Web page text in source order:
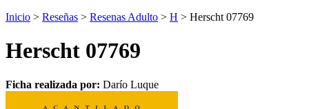
Inicio > Reseñas > Resenas Adulto > H > Herscht 07769
Herscht 07769
Ficha realizada por: Darío Luque